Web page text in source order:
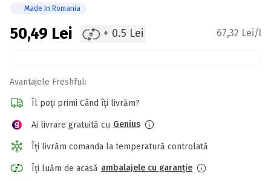
Made In Romania
50,49 Lei + 0.5 Lei 67,32 Lei/l
Avantajele Freshful:
Îl poți primi Când îți livrăm?
Ai livrare gratuită cu Genius
Îți livrăm comanda la temperatură controlată
Îți luăm de acasă ambalajele cu garanție